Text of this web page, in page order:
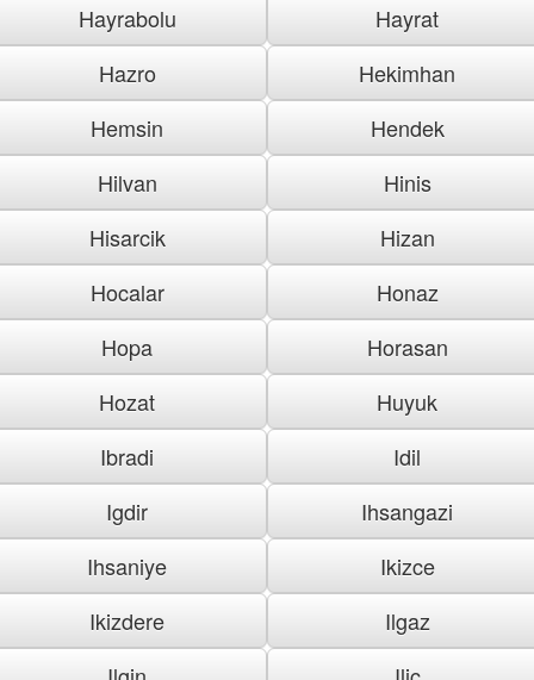
Hayrabolu
Hayrat
Hazro
Hekimhan
Hemsin
Hendek
Hilvan
Hinis
Hisarcik
Hizan
Hocalar
Honaz
Hopa
Horasan
Hozat
Huyuk
Ibradi
Idil
Igdir
Ihsangazi
Ihsaniye
Ikizce
Ikizdere
Ilgaz